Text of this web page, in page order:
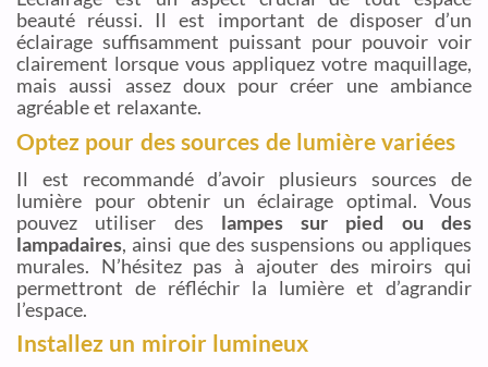
beauté réussi. Il est important de disposer d’un
éclairage suffisamment puissant pour pouvoir voir
clairement lorsque vous appliquez votre maquillage,
mais aussi assez doux pour créer une ambiance
agréable et relaxante.
Optez pour des sources de lumière variées
Il est recommandé d’avoir plusieurs sources de
lumière pour obtenir un éclairage optimal. Vous
pouvez utiliser des lampes sur pied ou des
lampadaires, ainsi que des suspensions ou appliques
murales. N’hésitez pas à ajouter des miroirs qui
permettront de réfléchir la lumière et d’agrandir
l’espace.
Installez un miroir lumineux